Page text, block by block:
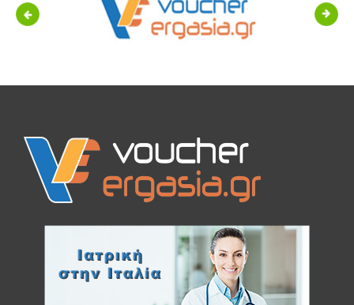
Previous Next